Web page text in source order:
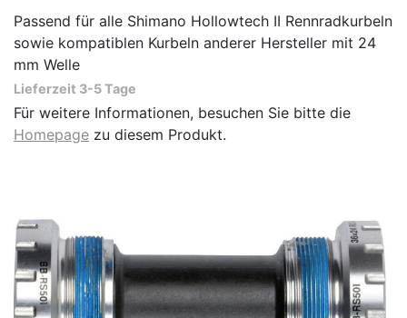
Passend für alle Shimano Hollowtech II Rennradkurbeln
sowie kompatiblen Kurbeln anderer Hersteller mit 24
mm Welle
Lieferzeit 3-5 Tage
Für weitere Informationen, besuchen Sie bitte die
Homepage zu diesem Produkt.